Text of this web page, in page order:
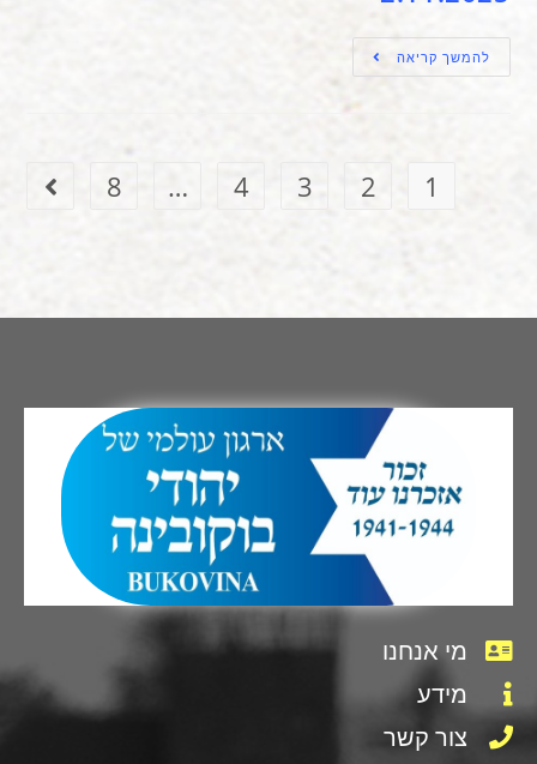
להמשך קריאה
1
2
3
4
…
8
מי אנחנו
מידע
צור קשר